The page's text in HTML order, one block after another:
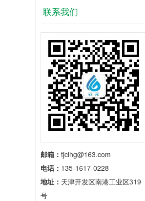
联系我们
邮箱： tjclhg@163.com
电话： 135-1617-0228
地址： 天津开发区南港工业区319
号